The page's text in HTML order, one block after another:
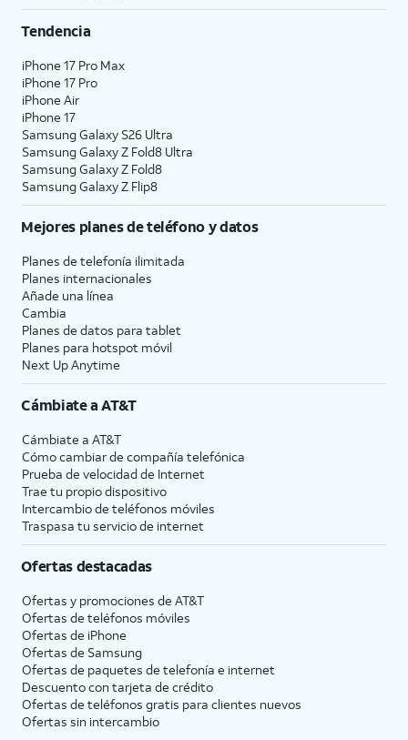
Tendencia
iPhone 17 Pro Max
iPhone 17 Pro
iPhone Air
iPhone 17
Samsung Galaxy S26 Ultra
Samsung Galaxy Z Fold8 Ultra
Samsung Galaxy Z Fold8
Samsung Galaxy Z Flip8
Mejores planes de teléfono y datos
Planes de telefonía ilimitada
Planes internacionales
Añade una línea
Cambia
Planes de datos para tablet
Planes para hotspot móvil
Next Up Anytime
Cámbiate aAT&T
Cámbiate a AT&T
Cómo cambiar de compañía telefónica
Prueba de velocidad de Internet
Trae tu propio dispositivo
Intercambio de teléfonos móviles
Traspasa tu servicio de internet
Ofertas destacadas
Ofertas y promociones de AT&T
Ofertas de teléfonos móviles
Ofertas de iPhone
Ofertas de Samsung
Ofertas de paquetes de telefonía e internet
Descuento con tarjeta de crédito
Ofertas de teléfonos gratis para clientes nuevos
Ofertas sin intercambio